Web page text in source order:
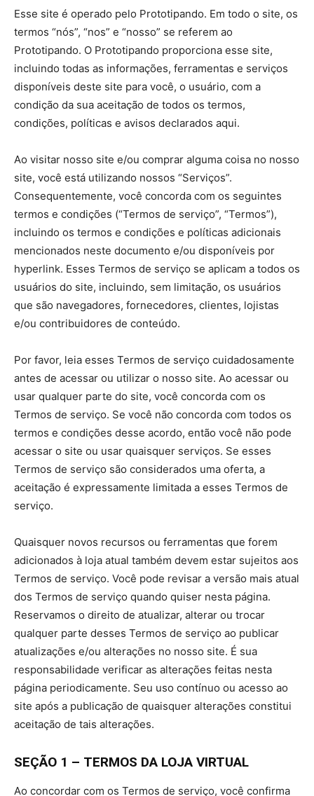
Esse site é operado pelo Prototipando. Em todo o site, os
termos “nós”, “nos” e “nosso” se referem ao
Prototipando. O Prototipando proporciona esse site,
incluindo todas as informações, ferramentas e serviços
disponíveis deste site para você, o usuário, com a
condição da sua aceitação de todos os termos,
condições, políticas e avisos declarados aqui.
Ao visitar nosso site e/ou comprar alguma coisa no nosso
site, você está utilizando nossos “Serviços”.
Consequentemente, você concorda com os seguintes
termos e condições (“Termos de serviço”, “Termos”),
incluindo os termos e condições e políticas adicionais
mencionados neste documento e/ou disponíveis por
hyperlink. Esses Termos de serviço se aplicam a todos os
usuários do site, incluindo, sem limitação, os usuários
que são navegadores, fornecedores, clientes, lojistas
e/ou contribuidores de conteúdo.
Por favor, leia esses Termos de serviço cuidadosamente
antes de acessar ou utilizar o nosso site. Ao acessar ou
usar qualquer parte do site, você concorda com os
Termos de serviço. Se você não concorda com todos os
termos e condições desse acordo, então você não pode
acessar o site ou usar quaisquer serviços. Se esses
Termos de serviço são considerados uma oferta, a
aceitação é expressamente limitada a esses Termos de
serviço.
Quaisquer novos recursos ou ferramentas que forem
adicionados à loja atual também devem estar sujeitos aos
Termos de serviço. Você pode revisar a versão mais atual
dos Termos de serviço quando quiser nesta página.
Reservamos o direito de atualizar, alterar ou trocar
qualquer parte desses Termos de serviço ao publicar
atualizações e/ou alterações no nosso site. É sua
responsabilidade verificar as alterações feitas nesta
página periodicamente. Seu uso contínuo ou acesso ao
site após a publicação de quaisquer alterações constitui
aceitação de tais alterações.
SEÇÃO 1 – TERMOS DA LOJA VIRTUAL
Ao concordar com os Termos de serviço, você confirma